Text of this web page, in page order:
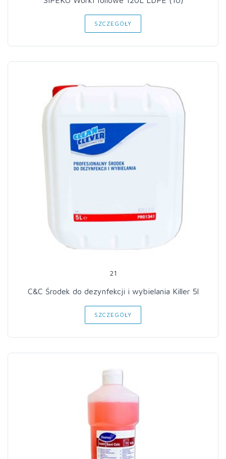
SZCZEGÓŁY
21
C&C Środek do dezynfekcji i wybielania Killer 5l
SZCZEGÓŁY